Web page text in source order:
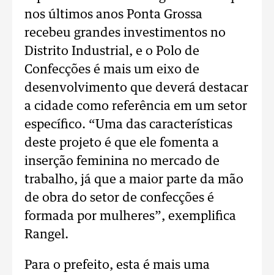
nos últimos anos Ponta Grossa
recebeu grandes investimentos no
Distrito Industrial, e o Polo de
Confecções é mais um eixo de
desenvolvimento que deverá destacar
a cidade como referência em um setor
específico. “Uma das características
deste projeto é que ele fomenta a
inserção feminina no mercado de
trabalho, já que a maior parte da mão
de obra do setor de confecções é
formada por mulheres”, exemplifica
Rangel.
Para o prefeito, esta é mais uma